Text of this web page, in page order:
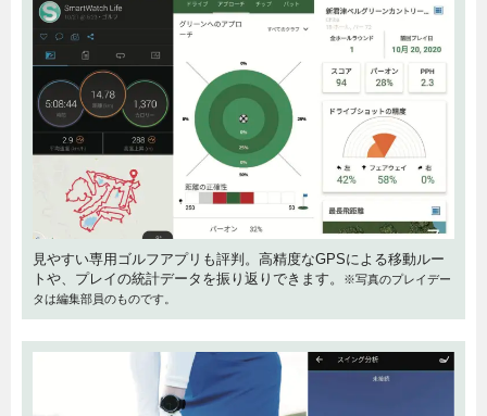
見やすい専用ゴルフアプリも評判。高精度なGPSによる移動ルー
トや、プレイの統計データを振り返りできます。
※写真のプレイデー
タは編集部員のものです。